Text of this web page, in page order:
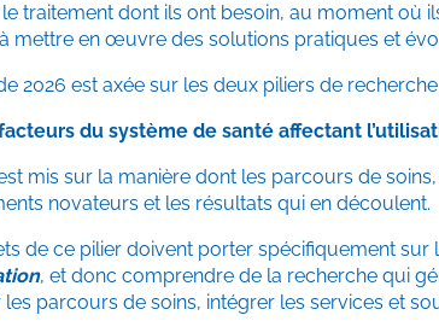
le traitement dont ils ont besoin, au moment où
mettre en œuvre des solutions pratiques et
de 2026 est axée sur les deux piliers de
facteurs du système de santé affectant
est mis sur la manière dont les parcours de
novateurs et les résultats qui en découlent.
de ce pilier doivent porter spécifiquement
, et donc comprendre de la recherche qui
parcours de soins, intégrer les services et